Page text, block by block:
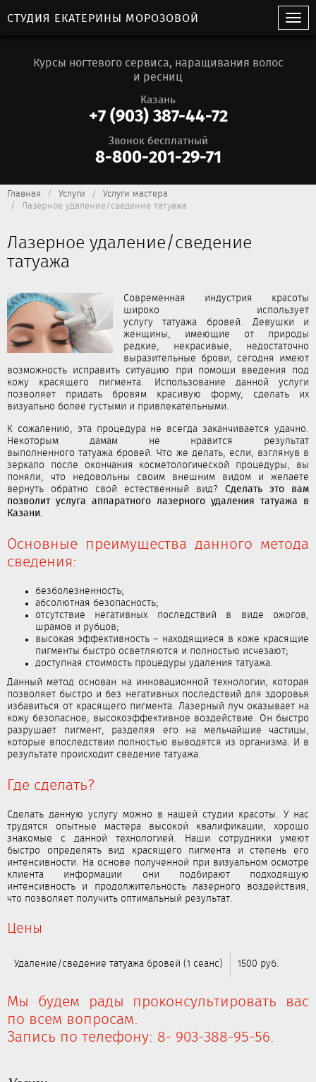
Курсы ногтевого сервиса, наращивания волос
и ресниц
Казань
+7 (903) 387-44-72
Звонок бесплатный
8-800-201-29-71
СТУДИЯ ЕКАТЕРИНЫ МОРОЗОВОЙ
Главная Услуги
Услуги мастера
Лазерное удаление/сведение татуажа
Лазерное удаление/сведение
татуажа
Современная индустрия красоты
широко использует
услугутатуажа бровей. Девушки и
женщины, имеющие от природы
редкие, некрасивые, недостаточно
выразительные брови, сегодня имеют
возможность исправить ситуацию при помощи введения под
кожу красящего пигмента. Использование данной услуги
позволяет придать бровям красивую форму, сделать их
визуально более густыми и привлекательными.
К сожалению, эта процедура не всегда заканчивается удачно.
Некоторым дамам не нравится результат
выполненноготатуажа бровей. Что же делать, если, взглянув в
зеркало после окончания косметологической процедуры, вы
поняли, что недовольны своим внешним видом и желаете
вернуть обратно свой естественный вид? Сделать это вам
позволит услуга аппаратного лазерного удаления татуажа в
Казани.
Основные преимущества данного метода
сведения:
безболезненность;
абсолютная безопасность;
отсутствие негативных последствий в виде ожогов,
шрамов и рубцов;
высокая эффективность – находящиеся в коже красящие
пигменты быстро осветляются и полностью исчезают;
доступная стоимость процедуры удаления татуажа.
Данный метод основан на инновационной технологии, которая
позволяет быстро и без негативных последствий для здоровья
избавиться от красящего пигмента. Лазерный луч оказывает на
кожу безопасное, высокоэффективное воздействие. Он быстро
разрушает пигмент, разделяя его на мельчайшие частицы,
которые впоследствии полностью выводятся из организма. И в
результате происходит сведение татуажа.
Где сделать?
Сделать данную услугу можно в нашей студии красоты. У нас
трудятся опытные мастера высокой квалификации, хорошо
знакомые с данной технологией. Наши сотрудники умеют
быстро определять вид красящего пигмента и степень его
интенсивности. На основе полученной при визуальном осмотре
клиента информации они подбирают подходящую
интенсивность и продолжительность лазерного воздействия,
что позволяет получить оптимальный результат.
Цены
Удаление/сведение татуажа бровей (1 сеанс) 1500 руб.
Мы будем рады проконсультировать вас
по всем вопросам.
Запись по телефону: 8- 903-388-95-56.